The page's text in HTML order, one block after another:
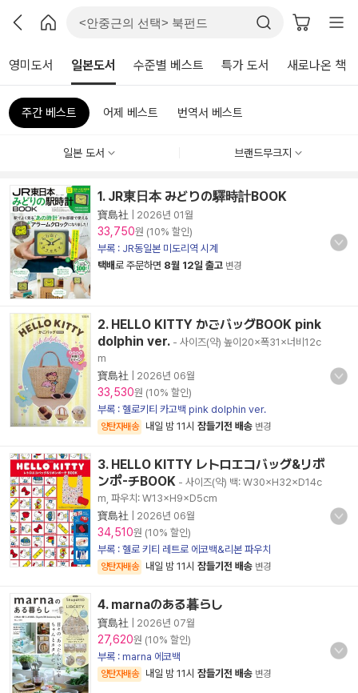
영미도서 일본도서 수준별 베스트 특가 도서 새로나온 책
주간 베스트 어제 베스트 번역서 베스트
일본 도서 브랜드무크지
1. JR東日本 みどりの驛時計BOOK
寶島社 2026년 01월
33,750원 (10% 할인)
부록 : JR동일본 미도리역 시계
택배로 주문하면 8월 12일 출고 변경
2. HELLO KITTY かごバッグBOOK pink
dolphin ver. - 사이즈(약) 높이20×폭31×너비12c
m
寶島社
2026년 06월
33,530원 (10% 할인)
부록 : 헬로키티 카고백 pink dolphin ver.
양탄자배송 내일 밤 11시 잠들기전 배송 변경
3. HELLO KITTY レトロエコバッグ&リボ
ンポ-チBOOK - 사이즈(약) 백: W30×H32×D14c
m, 파우치: W13×H9×D5cm
寶島社
2026년 06월
34,510원 (10% 할인)
부록 : 헬로 키티 레트로 에코백&리본 파우치
양탄자배송 내일 밤 11시 잠들기전 배송 변경
4. marnaのある暮らし
寶島社 2026년 07월
27,620원 (10% 할인)
부록 : marna 에코백
양탄자배송 내일 밤 11시 잠들기전 배송 변경